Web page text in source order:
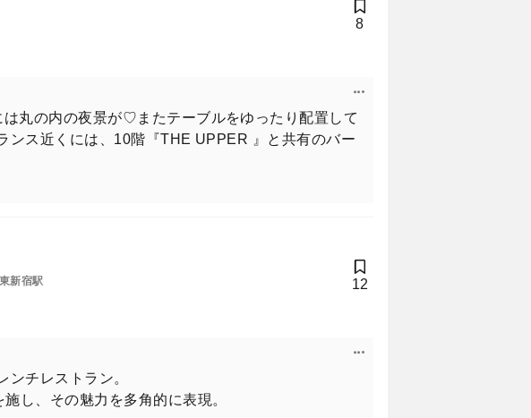
8
丸の内の夜景が♡またテーブルをゆったり配置して
ンス近くには、10階『THE UPPER 』と共有のバー
新宿駅
12
ンチレストラン。
し、その魅力を多角的に表現。